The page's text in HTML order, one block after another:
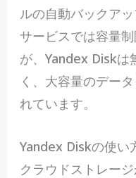
ルの自動バックア
サービスでは容量
が、Yandex Diskは
く、大容量のデー
れています。
Yandex Diskの使い
ク ラウドストレー